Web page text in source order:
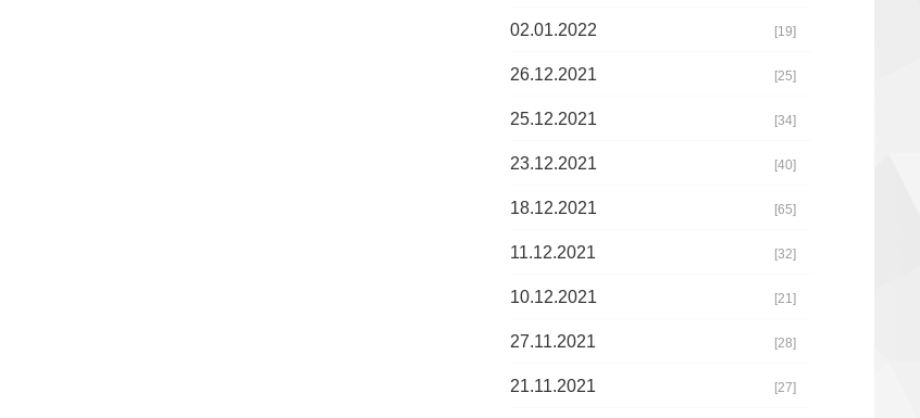
02.01.2022 [19]
26.12.2021 [25]
25.12.2021 [34]
23.12.2021 [40]
18.12.2021 [65]
11.12.2021 [32]
10.12.2021 [21]
27.11.2021 [28]
21.11.2021 [27]